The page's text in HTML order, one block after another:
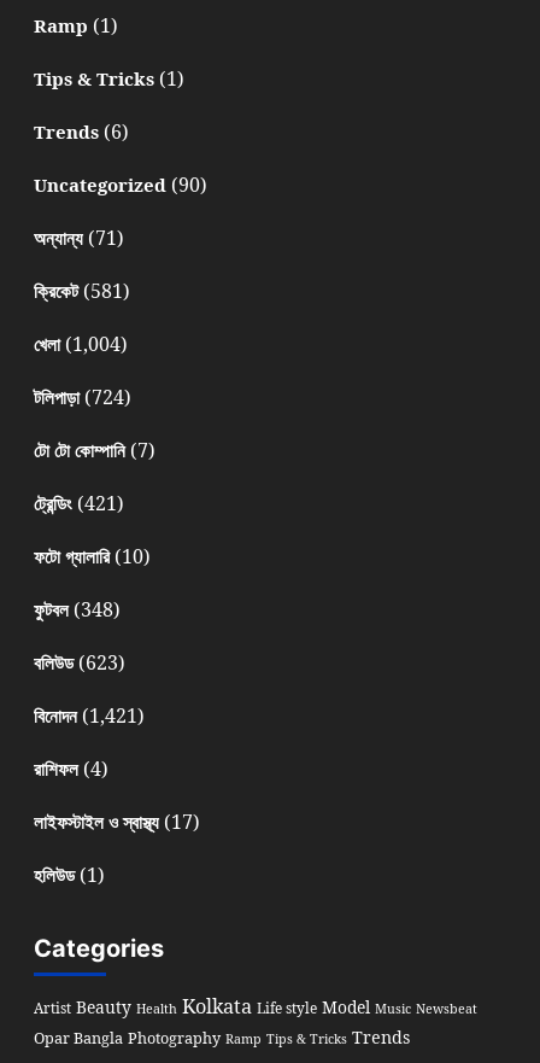
Ramp (1)
Tips & Tricks(1)
Trends(6)
Uncategorized(90)
অন্যান্য(71)
ক্রিকেট(581)
খেলা(1,004)
টলিপাড়া(724)
টো টো কোম্পানি(7)
ট্রেন্ডিং(421)
ফটো গ্যালারি(10)
ফুটবল(348)
বলিউড(623)
বিনোদন(1,421)
রাশিফল(4)
লাইফস্টাইল ও স্বাস্থ্য(17)
হলিউড(1)
Categories
Artist Beauty Health Kolkata Life style Model Music Newsbeat
Opar Bangla Photography Ramp Tips & Tricks Trends